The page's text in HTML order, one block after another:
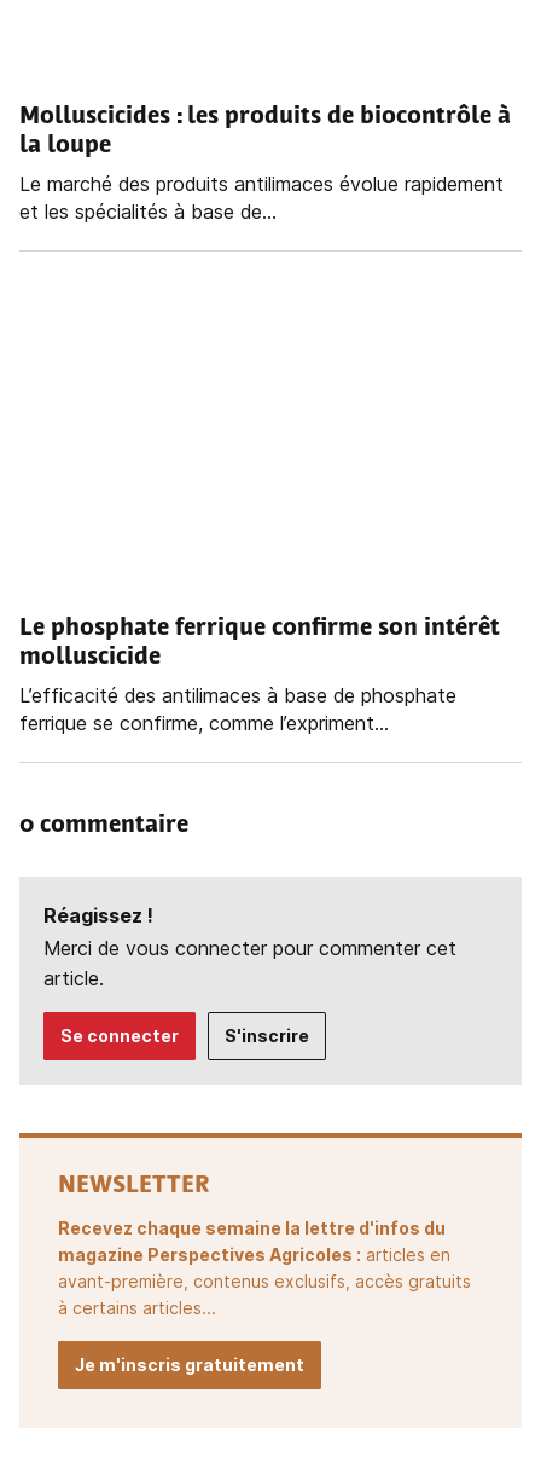
Molluscicides : les produits de biocontrôle à
la loupe
Le marché des produits antilimaces évolue rapidement
et les spécialités à base de...
Le phosphate ferrique confirme son intérêt
molluscicide
L’efficacité des antilimaces à base de phosphate
ferrique se confirme, comme l’expriment...
0 commentaire
Réagissez !
Merci de vous connecter pour commenter cet
article.
Se connecter S'inscrire
NEWSLETTER
Recevez chaque semaine la lettre d'infos du
magazine Perspectives Agricoles : articles en
avant-première, contenus exclusifs, accès gratuits
à certains articles...
Je m'inscris gratuitement